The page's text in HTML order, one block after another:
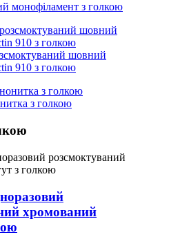
монофіламент з голкою
шовний
910 з голкою
з голкою
хромований